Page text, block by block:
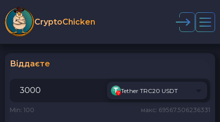
CryptoChicken
Віддаєте
Tether TRC20 USDT
Min: 100 макс: 69567.506236331